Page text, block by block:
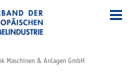
Maschinen & Anlagen GmbH